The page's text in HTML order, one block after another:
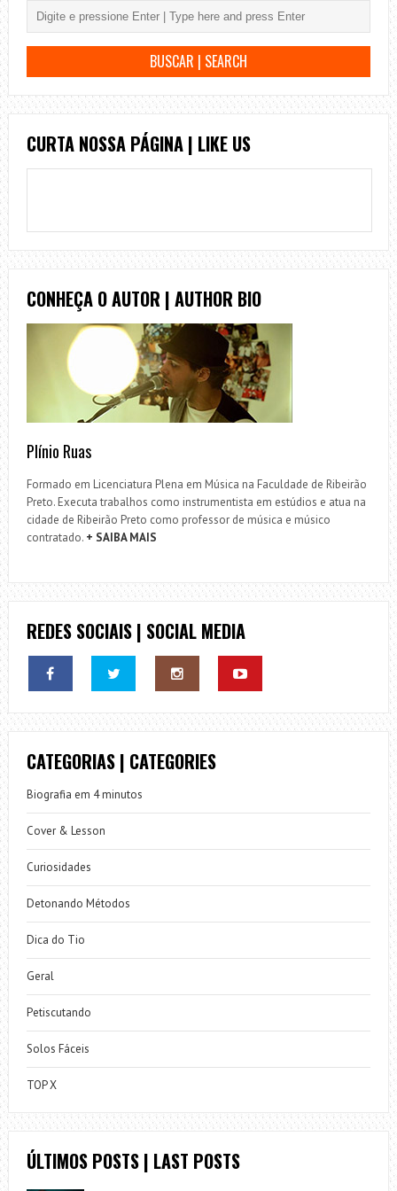
CURTA NOSSA PÁGINA | LIKE US
CONHEÇA O AUTOR | AUTHOR BIO
Plínio Ruas
Formado em Licenciatura Plena em Música na Faculdade de Ribeirão
Preto. Executa trabalhos como instrumentista em estúdios e atua na
cidade de Ribeirão Preto como professor de música e músico
contratado. + SAIBA MAIS
REDES SOCIAIS | SOCIAL MEDIA
CATEGORIAS | CATEGORIES
Biografia em 4 minutos
Cover & Lesson
Curiosidades
Detonando Métodos
Dica do Tio
Geral
Petiscutando
Solos Fáceis
TOP X
ÚLTIMOS POSTS | LAST POSTS